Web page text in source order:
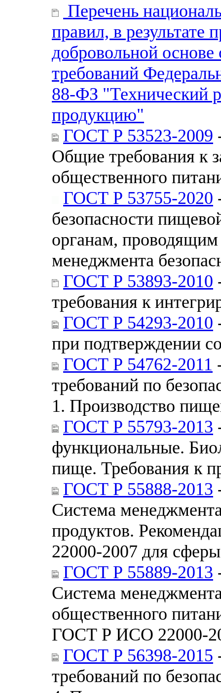
Перечень
правил, в результате
добровольной основе
требований
88-ФЗ "Технический
продукцию"
ГОСТ Р 53523-2009
Общие требования к
общественного
ГОСТ Р 53755-2020
безопасности
органам,
менеджмента
ГОСТ Р 53893-2010
требования к
ГОСТ Р 54293-2010
при подтверждении
ГОСТ Р 54762-2011
требований по
1. Производство
ГОСТ Р 55793-2013
функциональные.
пище. Требования к
ГОСТ Р 55888-2013
Система
продуктов.
22000-2007 для
ГОСТ Р 55889-2013
Система
общественного
ГОСТ Р ИСО 22000-
ГОСТ Р 56398-2015
требований по